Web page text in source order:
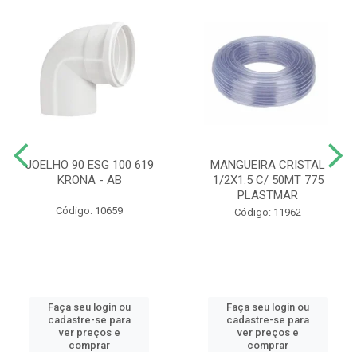
JOELHO 90 ESG 100 619
KRONA - AB
Código: 10659
Faça seu login ou
cadastre-se para
ver preços e
comprar
MANGUEIRA CRISTAL
1/2X1.5 C/ 50MT 775
PLASTMAR
Código: 11962
Faça seu login ou
cadastre-se para
ver preços e
comprar